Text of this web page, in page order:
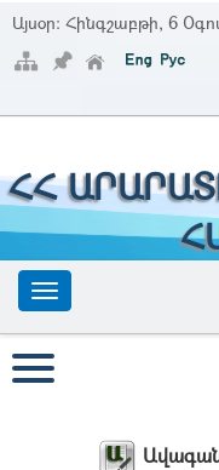
Այսօր: Հինգշաբթի, 6
ՀՀ